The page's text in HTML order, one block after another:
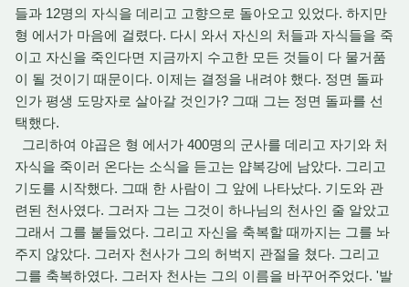
들과 12명의 자식을 데리고 고향으로 돌아오고 있었다. 하지만
형 에서가 마음에 걸렸다. 다시 와서 자신의 처들과 자식들을 죽
이고 자신을 죽인다면 지금까지 수고한 모든 것들이 다 물거품
이 될 것이기 때문이다. 이제는 결정을 내려야 했다. 정면 돌파
인가 평생 도망자로 살아갈 것인가? 그때 그는 정면 돌파를 선
택했다.
그리하여 야곱은 형 에서가 400명의 군사를 데리고 자기와 처
자식을 죽이러 온다는 소식을 듣고는 얍복강에 남았다. 그리고
기도를 시작했다. 그때 한 사람이 그 앞에 나타났다. 기도와 관
련된 천사였다. 그러자 그는 그것이 하나님의 천사인 줄 알았고
그래서 그를 붙들었다. 그리고 자신을 축복할 때까지는 그를 놔
주지 않았다. 그러자 천사가 그의 허벅지 관절을 쳤다. 그리고
그를 축복하였다. 그러자 천사는 그의 이름을 바꾸어주었다. '발